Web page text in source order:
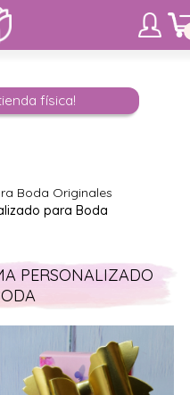
física!
Boda Originales
para Boda
PERSONALIZADO